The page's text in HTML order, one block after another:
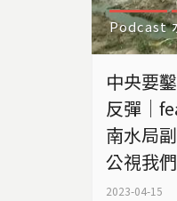
Podcast
中央要
反彈｜
南水局
公視我
2023-04-15